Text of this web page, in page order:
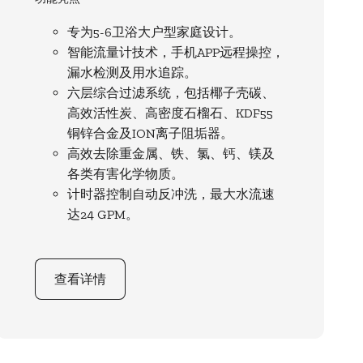
专为5-6卫浴大户型家庭设计。
智能流量计技术，手机APP远程操控，
漏水检测及用水追踪。
六层综合过滤系统，包括椰子壳碳、
高效活性炭、高密度石榴石、KDF55
铜锌合金及ION离子阻垢器。
高效去除重金属、铁、氯、钙、镁及
各类有害化学物质。
计时器控制自动反冲洗，最大水流速
达24 GPM。
查看详情